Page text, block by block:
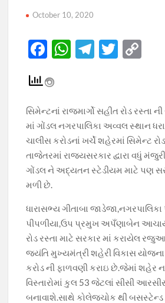
October 10, 2020
F
e
b
o
o
k
W
s
A
p
p
T
gr
a
m
T
er y
Li
n
k
સિમેન્ટનાં રાજમાર્ગો સહીત રોડ રસ્તા ની
માં ગોંડલ નગરપાલિકા અવ્વલ સ્થાન
ચાલીસ કરોડનાં ખર્ચે શહેરમાં સિમેન્ટ
તાજેતરમાં રાજ્યસરકાર દ્વારા વધું
ગોંડલ ને અદ્યતન સ્ટેડીયમ માટે પણ
મળી છે.
ધારાસભ્ય ગીતાબા
પીપળીયા,ઉપ પ્રમુખ અપઁણાબેન આચાર્ય
રોડ રસ્તા માટે સરકાર માં કરાયેલ
જયંતિ મુખ્યમંત્રી શહેરી વિકાસ યોજના
કરોડ ની ફાળવણી કરાઇ છે.જેમાં શહેર
વિસ્તારોમાં કુલ 53 જેટલાં સીસી
બનાવાશે.સાથે કોલેજચોક થી બસસ્ટેન્ડ